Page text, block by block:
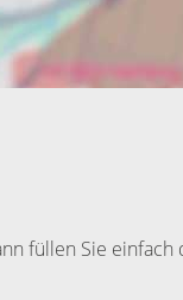
füllen Sie